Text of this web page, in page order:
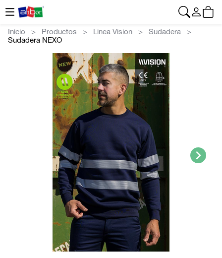
Inicio Productos Linea Vision
Sudadera
Sudadera NEXO
>